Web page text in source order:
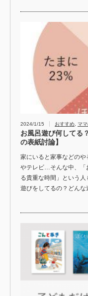
2024/1/15 おすすめ, マ
お風呂遊び何してる
の表紙討論】
家にいると家事などの
やテレビ…そんな中、「
る貴重な時間」という
遊びをしてるの？どん